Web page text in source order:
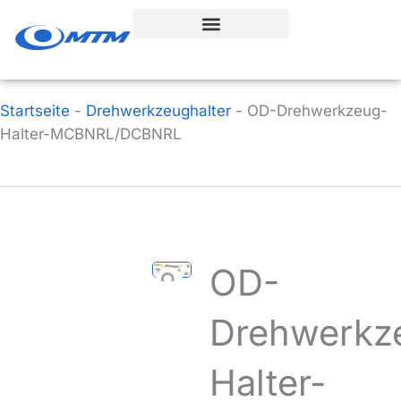
Inhalt
Startseite - Drehwerkzeughalter - OD-Drehwerkzeug-
Halter-MCBNRL/DCBNRL
OD-
Halter-